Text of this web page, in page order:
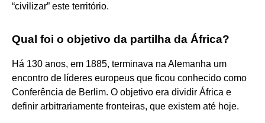
“civilizar” este território.
Qual foi o objetivo da partilha da África?
Há 130 anos, em 1885, terminava na Alemanha um
encontro de líderes europeus que ficou conhecido como
Conferência de Berlim. O objetivo era dividir África e
definir arbitrariamente fronteiras, que existem até hoje.